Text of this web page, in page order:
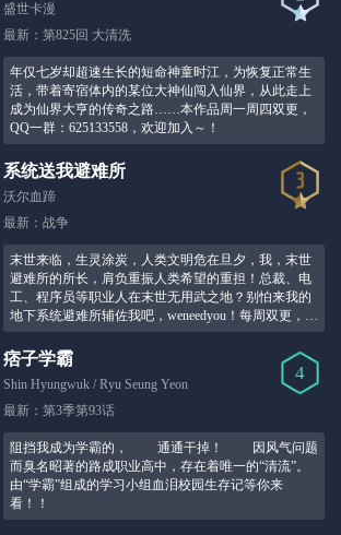
盛世卡漫
最新：第825回 大清洗
年仅七岁却超速生长的短命神童时江，为恢复正常生
活，带着寄宿体内的某位大神仙闯入仙界，从此走上
成为仙界大亨的传奇之路……本作品周一周四双更，
QQ一群：625133558，欢迎加入～！
系统送我避难所
沃尔血蹄
最新：战争
末世来临，生灵涂炭，人类文明危在旦夕，我，末世
避难所的所长，肩负重振人类希望的重担！总裁、电
工、程序员等职业人在末世无用武之地？别怕来我的
地下系统避难所辅佐我吧，weneedyou！每周双更，周
四周日更新。请大家多多投月票支持血蹄。！
痞子学霸
Shin Hyungwuk / Ryu Seung Yeon
最新：第3季第93话
4
阻挡我成为学霸的， 通通干掉！ 因风气问题
而臭名昭著的路成职业高中，存在着唯一的“清流”。
由“学霸”组成的学习小组血泪校园生存记等你来
看！！